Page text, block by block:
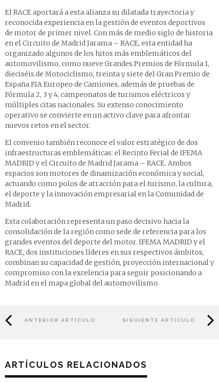
El RACE aportará a esta alianza su dilatada trayectoria y
reconocida experiencia en la gestión de eventos deportivos
de motor de primer nivel. Con más de medio siglo de historia
en el Circuito de Madrid Jarama – RACE, esta entidad ha
organizado algunos de los hitos más emblemáticos del
automovilismo, como nueve Grandes Premios de Fórmula 1,
dieciséis de Motociclismo, treinta y siete del Gran Premio de
España FIA Europeo de Camiones, además de pruebas de
Fórmula 2, 3 y 4, campeonatos de turismos eléctricos y
múltiples citas nacionales. Su extenso conocimiento
operativo se convierte en un activo clave para afrontar
nuevos retos en el sector.
El convenio también reconoce el valor estratégico de dos
infraestructuras emblemáticas: el Recinto Ferial de IFEMA
MADRID y el Circuito de Madrid Jarama – RACE. Ambos
espacios son motores de dinamización económica y social,
actuando como polos de atracción para el turismo, la cultura,
el deporte y la innovación empresarial en la Comunidad de
Madrid.
Esta colaboración representa un paso decisivo hacia la
consolidación de la región como sede de referencia para los
grandes eventos del deporte del motor. IFEMA MADRID y el
RACE, dos instituciones líderes en sus respectivos ámbitos,
combinan su capacidad de gestión, proyección internacional y
compromiso con la excelencia para seguir posicionando a
Madrid en el mapa global del automovilismo.
ANTERIOR ARTÍCULO SIGUIENTE ARTÍCULO
ARTÍCULOS RELACIONADOS